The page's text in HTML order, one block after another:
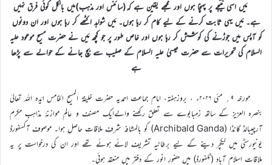
مَیں اسی نتیجے پر پہنچا ہوں اور مجھے یقین ہے کہ(سائنس اور مذہب)میں بالکل کوئی فرق نہیں
ہے۔ مَیں یہی ثابت کرنے کے لیے کام کر رہا ہوں۔ مَیں شواہد اکٹھے کر رہا ہوں اور ان دونوں
کو آپس میں جوڑنے کی کوشش کر رہا ہوں اور خاص طور پر جو کچھ مَیں نے حضرت مسیح موعود علیہ
السلام کی تحریرات سے حضرت عیسیٰ علیہ السلام کے صلیب سے بچ جانے کے حوالے سے پڑھا
ہے
مورخہ ۹؍ مئی ۲۰۲۶ء ، بروزہفتہ، امام جماعت احمدیہ حضرت خلیفۃ المسیح الخامس ایّدہ اللہ تعالیٰ
بنصرہ العزیز کے ساتھ زمبابوے سے تعلق رکھنے والےایک مصنف و عالمِ موازنۂ مذاہب مکرم
آرچیبالڈ گانڈا (Archibald Ganda) کو بالمشافہ شرفِ ملاقات حاصل ہوا۔ موصوف آکسفورڈ
یونیورسٹی میں لیکچر دینے کے لیے برطانیہ تشریف لائے ہوئے تھے اور ان کی درخواست پر یہ
ملاقات اسلام آباد (ٹِلفورڈ) میں حضورِ انور کے دفتر میں منعقد ہوئی۔